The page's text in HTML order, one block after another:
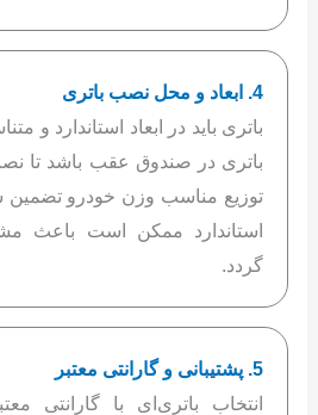
4. ابعاد و محل نصب باتری
باتری باید در ابعاد استاندارد و
باتری در صندوق عقب باشد تا
توزیع مناسب وزن خودرو تضمین
استاندارد ممکن است باعث
گردد.
5. پشتیبانی و گارانتی معتبر
انتخاب باتری‌ای با گارانتی